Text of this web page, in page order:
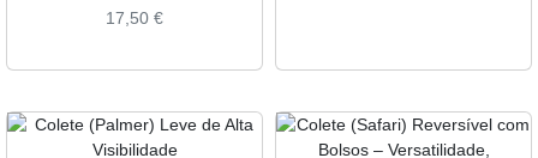
17,50 €